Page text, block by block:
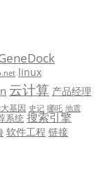
linux
云计算 产品经理
基因 史记 哪吒 地震
系统 搜索引擎
软件工程 链接